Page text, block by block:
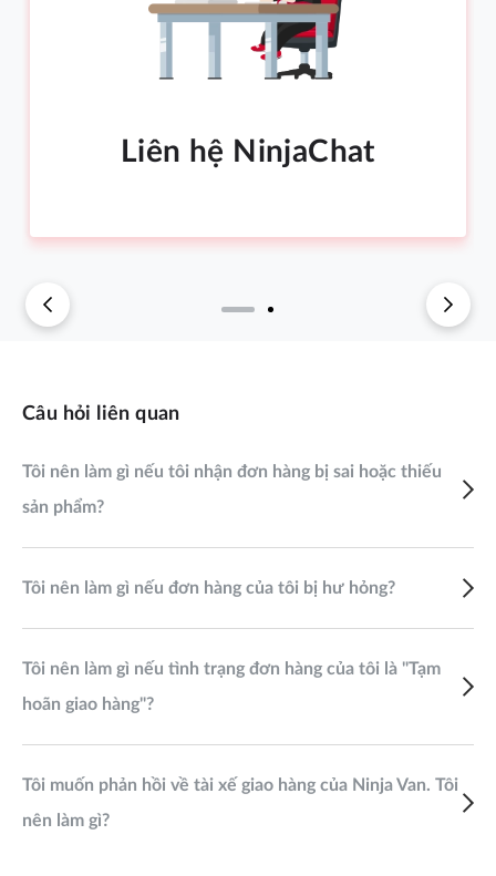
Câu hỏi liên quan
Tôi nên làm gì nếu tôi nhận đơn hàng bị sai hoặc thiếu
sản phẩm?
Tôi nên làm gì nếu đơn hàng của tôi bị hư hỏng?
Tôi nên làm gì nếu tình trạng đơn hàng của tôi là "Tạm
hoãn giao hàng"?
Tôi muốn phản hồi về tài xế giao hàng của Ninja Van. Tôi
nên làm gì?
Liên hệ NinjaChat